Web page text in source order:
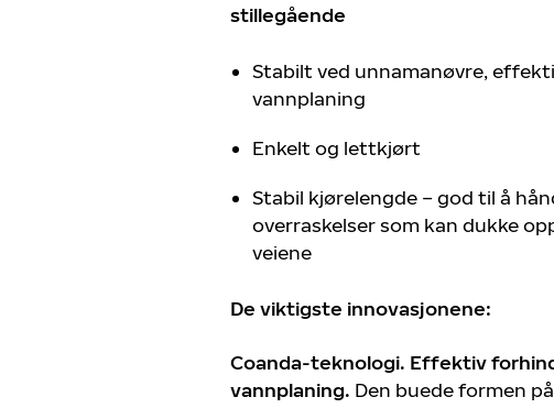
stillegående
Stabilt ved unnamanøvre,
vannplaning
Enkelt og lettkjørt
Stabil kjørelengde – god til å
overraskelser som kan dukke
veiene
De viktigste innovasjonene:
Coanda-teknologi. Effektiv
vannplaning. Den buede formen på